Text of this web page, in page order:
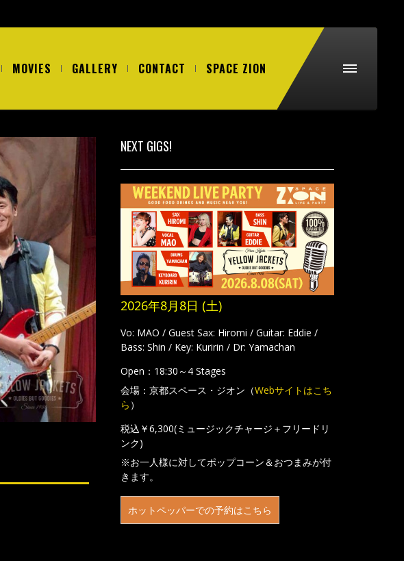
MOVIES GALLERY CONTACT SPACE ZION
NEXT GIGS!
2026年8月8日 (土)
Vo: MAO / Guest Sax: Hiromi / Guitar: Eddie /
Bass: Shin / Key: Kuririn / Dr: Yamachan
Open：18:30～4 Stages
会場：京都スペース・ジオン（Webサイトはこち
ら ）
税込￥6,300(ミュージックチャージ＋フリードリ
ンク)
※お一人様に対してポップコーン＆おつまみが付
きます。
ホットペッパーでの予約はこちら